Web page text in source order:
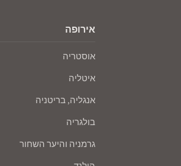
אירופה
אוסטריה
איטליה
אנגליה, בריטניה
בולגריה
גרמניה והיער השחור